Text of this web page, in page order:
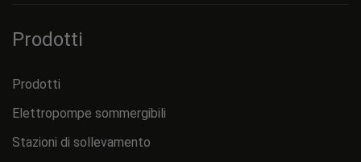
Prodotti
Prodotti
Elettropompe sommergibili
Stazioni di sollevamento